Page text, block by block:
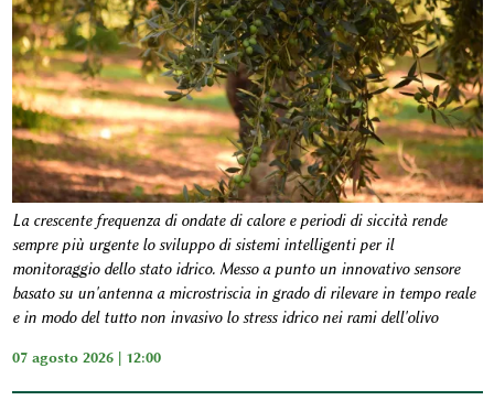
La crescente frequenza di ondate di calore e periodi di siccità rende
sempre più urgente lo sviluppo di sistemi intelligenti per il
monitoraggio dello stato idrico. Messo a punto un innovativo sensore
basato su un'antenna a microstriscia in grado di rilevare in tempo reale
e in modo del tutto non invasivo lo stress idrico nei rami dell'olivo
07 agosto 2026 | 12:00